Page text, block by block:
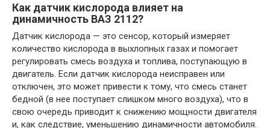
Как датчик кислорода влияет на
динамичность ВАЗ 2112?
Датчик кислорода — это сенсор, который измеряет
количество кислорода в выхлопных газах и помогает
регулировать смесь воздуха и топлива, поступающую в
двигатель. Если датчик кислорода неисправен или
отключен, это может привести к тому, что смесь станет
бедной (в нее поступает слишком много воздуха), что в
свою очередь приводит к снижению мощности двигателя
и, как следствие, уменьшению динамичности автомобиля.